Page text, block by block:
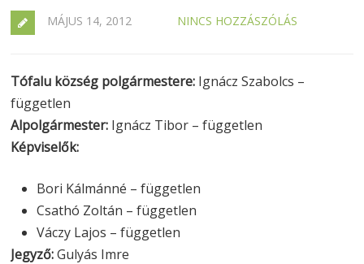
MÁJUS 14, 2012 NINCS HOZZÁSZÓLÁS
Tófalu község polgármestere: Ignácz Szabolcs –
független
Alpolgármester: Ignácz Tibor – független
Képviselők:
Bori Kálmánné – független
Csathó Zoltán – független
Váczy Lajos – független
Jegyző:Gulyás Imre